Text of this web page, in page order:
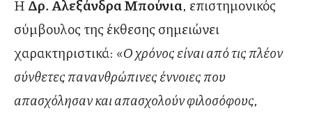
Η Δρ. Αλεξάνδρα Μπούνια, επιστημονικός
σύμβουλος της έκθεσης σημειώνει
χαρακτηριστικά: «Ο χρόνος είναι από τις πλέον
σύνθετες πανανθρώπινες έννοιες που
απασχόλησαν και απασχολούν φιλοσόφους,